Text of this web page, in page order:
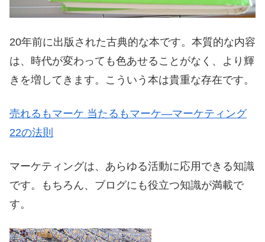
20年前に出版された古典的な本です。本質的な内容
は、時代が変わっても色あせることがなく、より輝
きを増してきます。こういう本は貴重な存在です。
売れるもマーケ 当たるもマーケ―マーケティング
22の法則
マーケティングは、あらゆる活動に応用できる知識
です。もちろん、ブログにも役立つ知識が満載で
す。